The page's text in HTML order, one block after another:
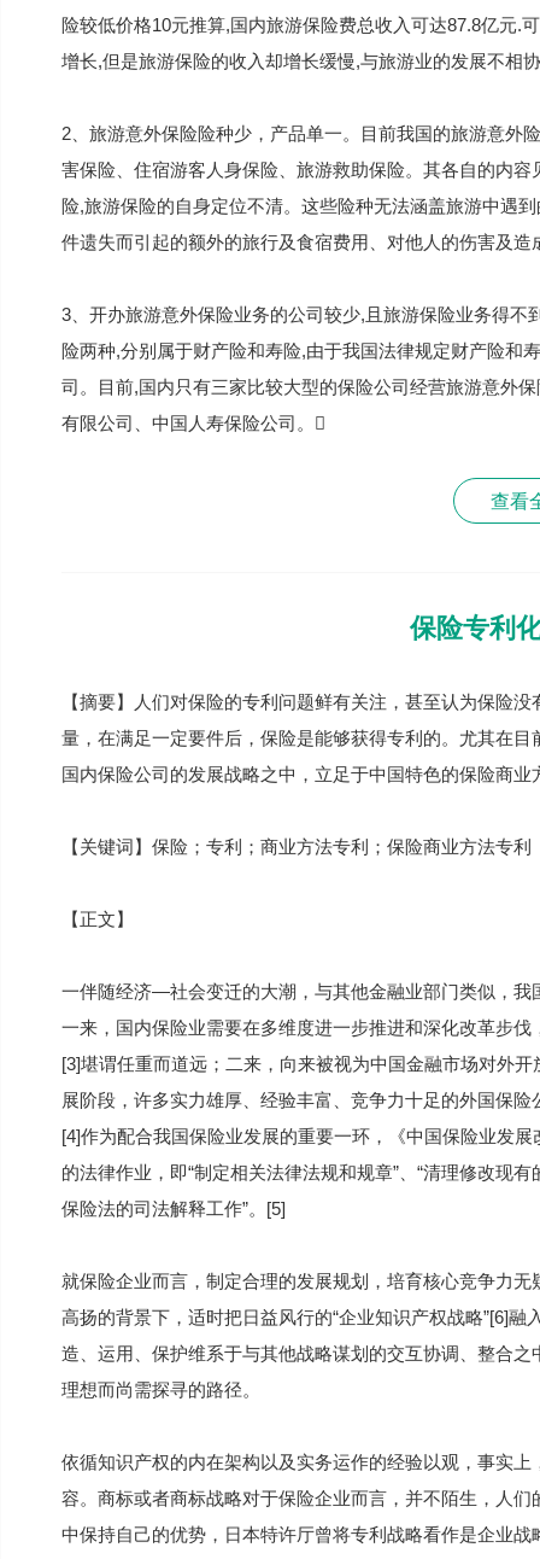
险较低价格10元推算,国内旅游保险费总收入可达87.8亿元.
增长,但是旅游保险的收入却增长缓慢,与旅游业的发展不相
2、旅游意外保险险种少，产品单一。目前我国的旅游意外
害保险、住宿游客人身保险、旅游救助保险。其各自的内
险,旅游保险的自身定位不清。这些险种无法涵盖旅游中遇
件遗失而引起的额外的旅行及食宿费用、对他人的伤害及
3、开办旅游意外保险业务的公司较少,且旅游保险业务得
险两种,分别属于财产险和寿险,由于我国法律规定财产险和
司。目前,国内只有三家比较大型的保险公司经营旅游意外
有限公司、中国人寿保险公司。
查看
保险专利
【摘要】人们对保险的专利问题鲜有关注，甚至认为保险
量，在满足一定要件后，保险是能够获得专利的。尤其在
国内保险公司的发展战略之中，立足于中国特色的保险商
【关键词】保险；专利；商业方法专利；保险商业方法专利
【正文】
一伴随经济—社会变迁的大潮，与其他金融业部门类似，
一来，国内保险业需要在多维度进一步推进和深化改革步
[3]堪谓任重而道远；二来，向来被视为中国金融市场对外
展阶段，许多实力雄厚、经验丰富、竞争力十足的外国保
[4]作为配合我国保险业发展的重要一环，《中国保险业发
的法律作业，即“制定相关法律法规和规章”、“清理修改现
保险法的司法解释工作”。[5]
就保险企业而言，制定合理的发展规划，培育核心竞争力
高扬的背景下，适时把日益风行的“企业知识产权战略”[6]
造、运用、保护维系于与其他战略谋划的交互协调、整合
理想而尚需探寻的路径。
依循知识产权的内在架构以及实务运作的经验以观，事实
容。商标或者商标战略对于保险企业而言，并不陌生，人
中保持自己的优势，日本特许厅曾将专利战略看作是企业